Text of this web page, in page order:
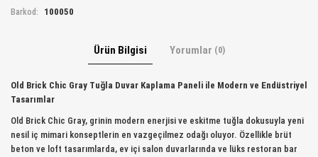
Barkod: 100050
Ürün Bilgisi Yorumlar (0)
Old Brick Chic Gray Tuğla Duvar Kaplama Paneli ile Modern ve Endüstriyel
Tasarımlar
Old Brick Chic Gray, grinin modern enerjisi ve eskitme tuğla dokusuyla yeni
nesil iç mimari konseptlerin en vazgeçilmez odağı oluyor. Özellikle brüt
beton ve loft tasarımlarda, ev içi salon duvarlarında ve lüks restoran bar